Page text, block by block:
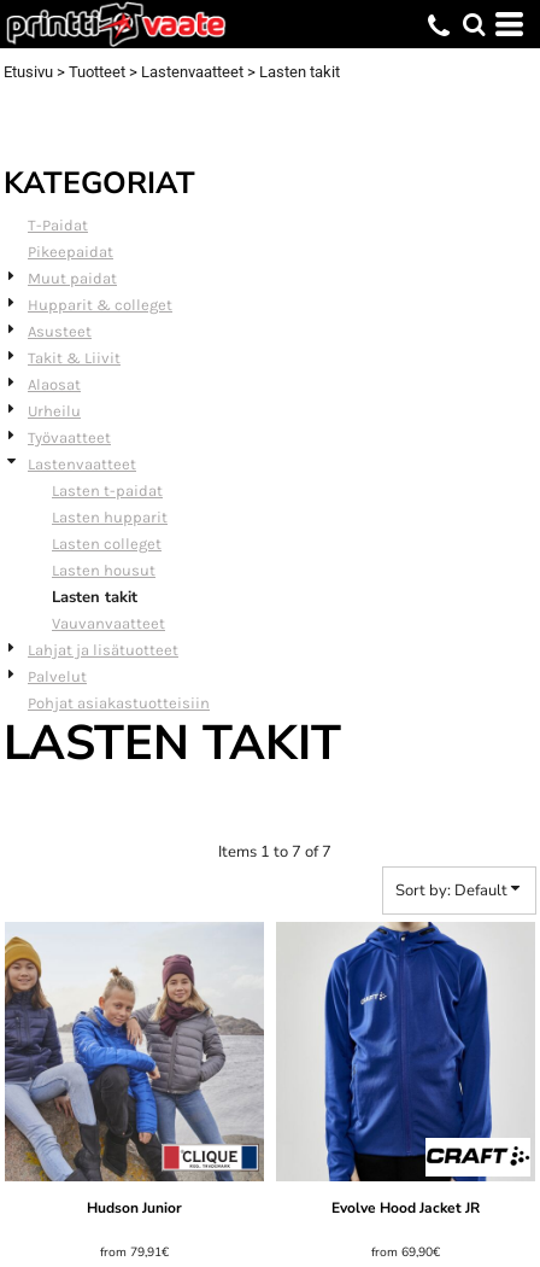
Etusivu > Tuotteet > Lastenvaatteet > Lasten takit
KATEGORIAT
T-Paidat
Pikeepaidat
Muut paidat
Hupparit & colleget
Asusteet
Takit & Liivit
Alaosat
Urheilu
Työvaatteet
Lastenvaatteet
Lasten t-paidat
Lasten hupparit
Lasten colleget
Lasten housut
Lasten takit
Vauvanvaatteet
Lahjat ja lisätuotteet
Palvelut
Pohjat asiakastuotteisiin
LASTEN TAKIT
Items 1 to 7 of 7
Sort by: Default
Hudson Junior
from 79,91€
Evolve Hood Jacket JR
from 69,90€
Default